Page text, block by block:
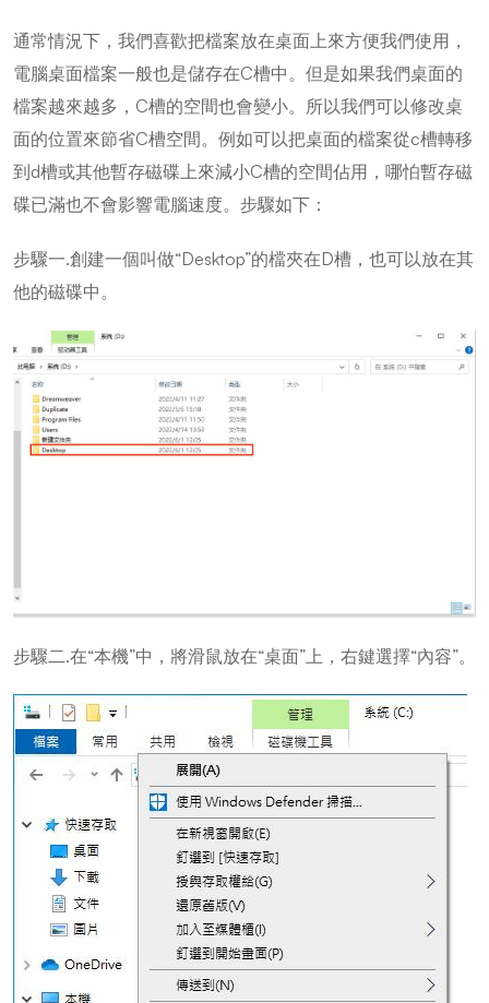
通常情況下，我們喜歡把檔案放在桌面上來方便我們使用，
電腦桌面檔案一般也是儲存在C槽中。但是如果我們桌面的
檔案越來越多，C槽的空間也會變小。所以我們可以修改桌
面的位置來節省C槽空間。例如可以把桌面的檔案從c槽轉移
到d槽或其他暫存磁碟上來減小C槽的空間佔用，哪怕暫存磁
碟已滿也不會影響電腦速度。步驟如下：
步驟一.創建一個叫做“Desktop”的檔夾在D槽，也可以放在其
他的磁碟中。
步驟二.在“本機”中，將滑鼠放在“桌面”上，右鍵選擇“內容”。